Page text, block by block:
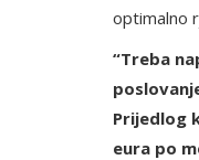
optimalno
“Treba
Prijedlog
eura po